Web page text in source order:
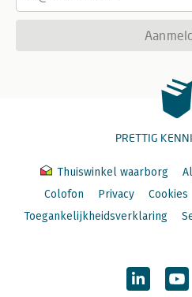
PRETTIG
Thuiswinkel waarborg
Colofon
Privacy Cookies
Toegankelijkheidsverklaring